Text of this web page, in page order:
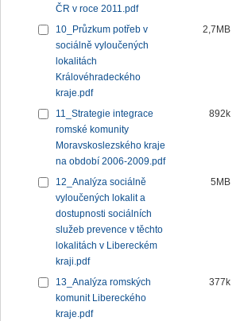
ČR v roce 2011.pdf
10_Průzkum potřeb v
sociálně vyloučených
lokalitách
Královéhradeckého
kraje.pdf
2,7MB
11_Strategie integrace
romské komunity
Moravskoslezského kraje
na období 2006-2009.pdf
892k
12_Analýza sociálně
vyloučených lokalit a
dostupnosti sociálních
služeb prevence v těchto
lokalitách v Libereckém
kraji.pdf
5MB
13_Analýza romských
komunit Libereckého
kraje.pdf
377k